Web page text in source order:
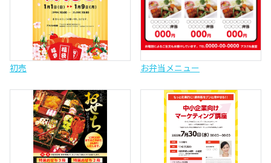
初売 お弁当メニュー